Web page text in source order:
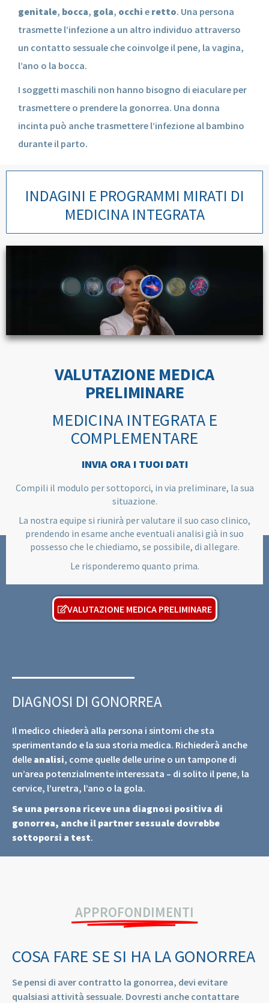
genitale, bocca, gola, occhi e retto. Una persona
trasmette l’infezione a un altro individuo attraverso
un contatto sessuale che coinvolge il pene, la vagina,
l’ano o la bocca.
I soggetti maschili non hanno bisogno di eiaculare per
trasmettere o prendere la gonorrea. Una donna
incinta può anche trasmettere l’infezione al bambino
durante il parto.
INDAGINI E PROGRAMMI MIRATI DI
MEDICINA INTEGRATA
VALUTAZIONE MEDICA
PRELIMINARE
MEDICINA INTEGRATA E
COMPLEMENTARE
INVIA ORA I TUOI DATI
Compili il modulo per sottoporci, in via preliminare, la sua
situazione.
La nostra equipe si riunirà per valutare il suo caso clinico,
prendendo in esame anche eventuali analisi già in suo
possesso che le chiediamo, se possibile, di allegare.
Le risponderemo quanto prima.
VALUTAZIONE MEDICA PRELIMINARE
DIAGNOSI DI GONORREA
Il medico chiederà alla persona i sintomi che sta
sperimentando e la sua storia medica. Richiederà anche
delle analisi, come quelle delle urine o un tampone di
un’area potenzialmente interessata – di solito il pene, la
cervice, l’uretra, l’ano o la gola.
Se una persona riceve una diagnosi positiva di
gonorrea, anche il partner sessuale dovrebbe
sottoporsi a test.
APPROFONDIMENTI
COSA FARE SE SI HA LA GONORREA
Se pensi di aver contratto la gonorrea, devi evitare
qualsiasi attività sessuale. Dovresti anche contattare